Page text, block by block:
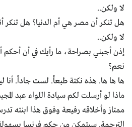
لا ولكن..
هل تنكر أن مصر هي أم الدنيا؟ هل تنكر
لا ولكن..
إذن أجبني بصراحة، ما رأيك في أن أحكم
نعم؟
ها ها ها. هذه نكتة طبعاً. لست جاداً.
ماذا لو أرسلت لكم سيادة اللواء عبد
ممتاز وأخلاقه رفيعة وفوق هذا ابنته